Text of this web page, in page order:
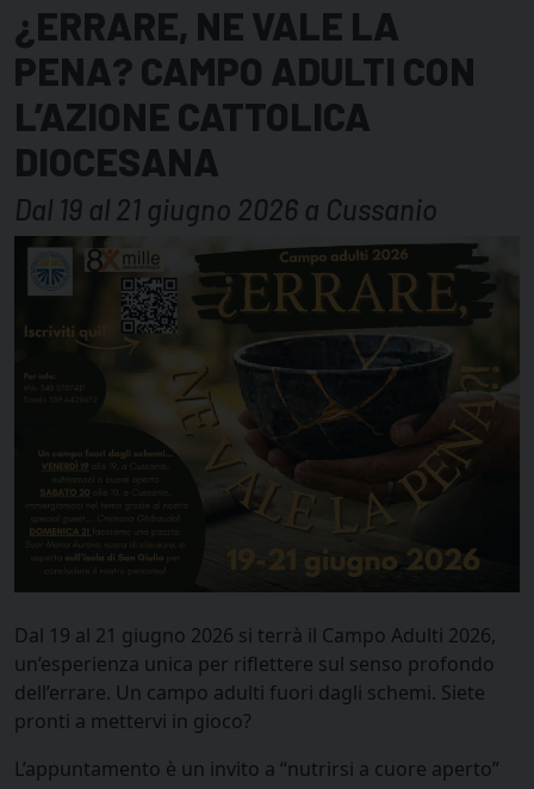
¿ERRARE, NE VALE LA
PENA? CAMPO ADULTI CON
L’AZIONE CATTOLICA
DIOCESANA
Dal 19 al 21 giugno 2026 a Cussanio
Dal 19 al 21 giugno 2026 si terrà il Campo Adulti 2026,
un’esperienza unica per riflettere sul senso profondo
dell’errare. Un campo adulti fuori dagli schemi. Siete
pronti a mettervi in gioco?
L’appuntamento è un invito a “nutrirsi a cuore aperto”